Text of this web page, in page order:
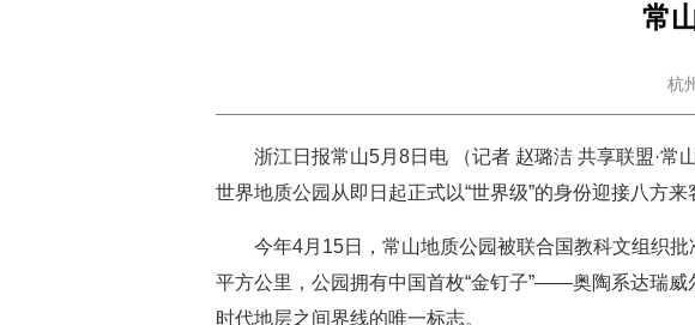
常
杭
浙江日报常山5月8日电 （记者 赵璐洁 共享联盟·
世界地质公园从即日起正式以“世界级”的身份迎接八方来
今年4月15日，常山地质公园被联合国教科文组织
平方公里，公园拥有中国首枚“金钉子”——奥陶系达瑞威
时代地层之间界线的唯一标志。